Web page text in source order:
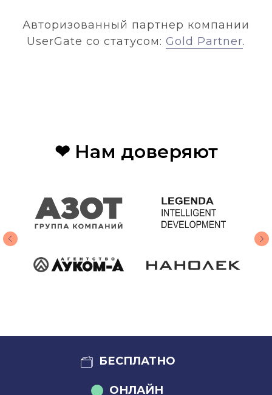
Авторизованный партнер компании
UserGate со статусом: Gold Partner.
❤ Нам доверяют
БЕСПЛАТНО
ОНЛАЙН